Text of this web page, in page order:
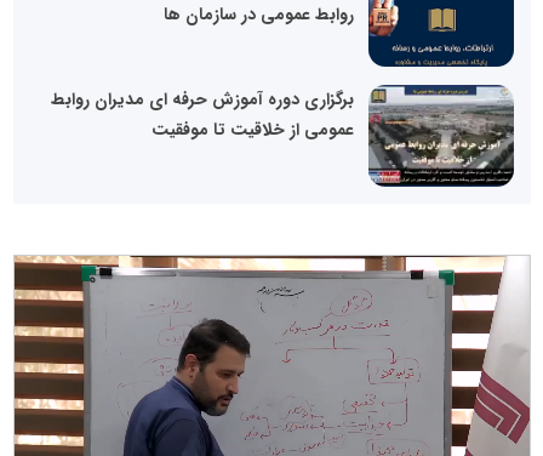
روابط عمومی در سازمان ها
برگزاری دوره آموزش حرفه ای مدیران روابط
عمومی از خلاقیت تا موفقیت